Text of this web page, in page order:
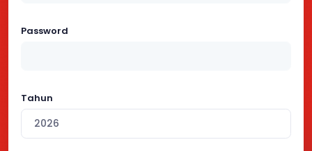
Password
Tahun
2026